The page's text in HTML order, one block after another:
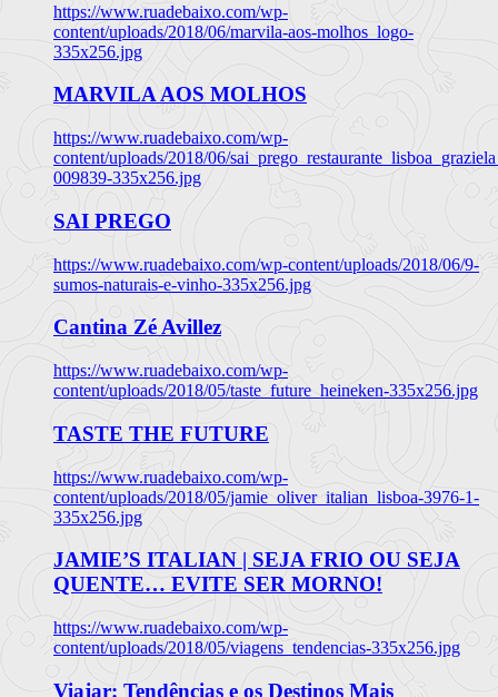
https://www.ruadebaixo.com/wp-
content/uploads/2018/06/marvila-aos-molhos_logo-
335x256.jpg
MARVILA AOS MOLHOS
https://www.ruadebaixo.com/wp-
content/uploads/2018/06/
009839-335x256.jpg
SAI PREGO
https://www.ruadebaixo.com/wp-content/uploads/2018/06/9-
sumos-naturais-e-vinho-335x256.jpg
Cantina Zé Avillez
https://www.ruadebaixo.com/wp-
content/uploads/2018/05/taste_future_heineken-335x256.jpg
TASTE THE FUTURE
https://www.ruadebaixo.com/wp-
content/uploads/2018/05/jamie_oliver_italian_lisboa-3976-1-
335x256.jpg
JAMIE’S ITALIAN | SEJA FRIO OU SEJA
QUENTE… EVITE SER MORNO!
https://www.ruadebaixo.com/wp-
content/uploads/2018/05/viagens_tendencias-335x256.jpg
Viajar: Tendências e os Destinos Mais